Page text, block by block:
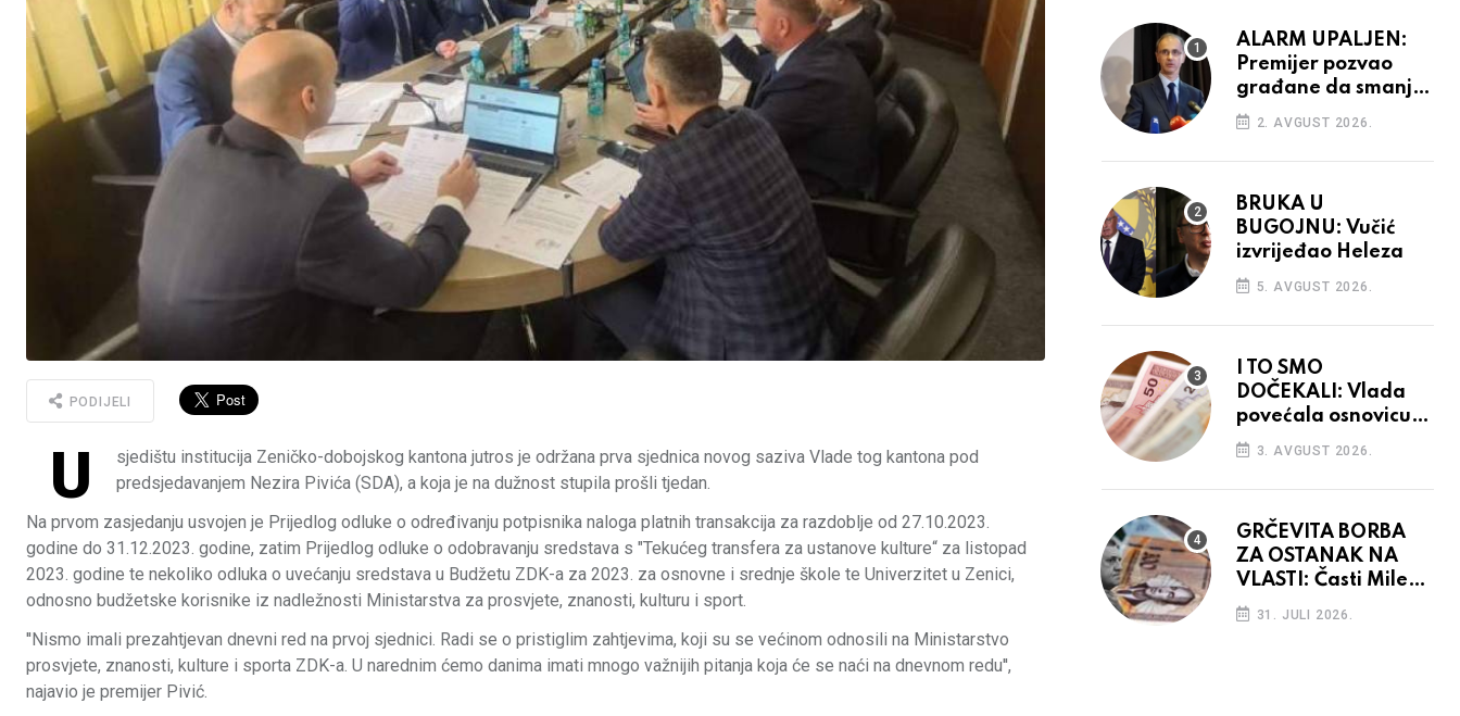
PODIJELI
U
sjedištu institucija Zeničko-dobojskog kantona jutros je održana prva sjednica novog saziva Vlade tog kantona pod
predsjedavanjem Nezira Pivića (SDA), a koja je na dužnost stupila prošli tjedan.
Na prvom zasjedanju usvojen je Prijedlog odluke o određivanju potpisnika naloga platnih transakcija za razdoblje od 27.10.2023.
godine do 31.12.2023. godine, zatim Prijedlog odluke o odobravanju sredstava s "Tekućeg transfera za ustanove kulture“ za listopad
2023. godine te nekoliko odluka o uvećanju sredstava u Budžetu ZDK-a za 2023. za osnovne i srednje škole te Univerzitet u Zenici,
odnosno budžetske korisnike iz nadležnosti Ministarstva za prosvjete, znanosti, kulturu i sport.
''Nismo imali prezahtjevan dnevni red na prvoj sjednici. Radi se o pristiglim zahtjevima, koji su se većinom odnosili na Ministarstvo
prosvjete, znanosti, kulture i sporta ZDK-a. U narednim ćemo danima imati mnogo važnijih pitanja koja će se naći na dnevnom redu'',
najavio je premijer Pivić.
ALARM UPALJEN:
Premijer pozvao
građane da smanje
potrošnju struje
2. AVGUST 2026.
BRUKA U
BUGOJNU: Vučić
izvrijeđao Heleza
5. AVGUST 2026.
I TO SMO
DOČEKALI: Vlada
povećala osnovicu
za obračun plaća
budžetskim
korisnicima
3. AVGUST 2026.
GRČEVITA BORBA
ZA OSTANAK NA
VLASTI: Časti Mile
narodnim parama
31. JULI 2026.